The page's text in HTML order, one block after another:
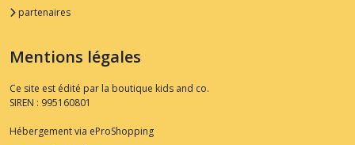
partenaires
Mentions légales
Ce site est édité par la boutique kids and co.
SIREN : 995160801
Hébergement via eProShopping